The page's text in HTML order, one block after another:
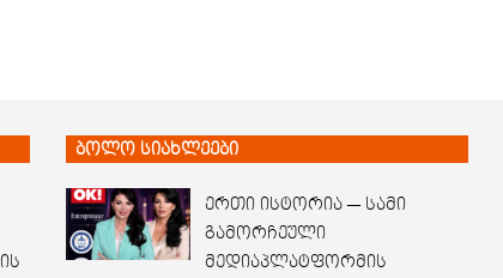
ბოლო სიახლეები
ერთი ისტორია — სამი
გამორჩეული
მედიაპლატფორმის